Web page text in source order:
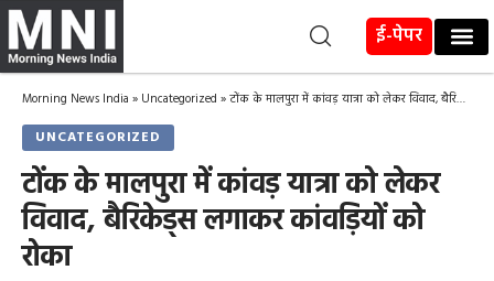
ई-पेपर
Morning News India » Uncategorized »टोंक के मालपुरा में कांवड़ यात्रा को लेकर विवाद, बैरिकेड्स लगाकर कांवड़ियों को रोका
UNCATEGORIZED
टोंक के मालपुरा में कांवड़ यात्रा को लेकर
विवाद, बैरिकेड्स लगाकर कांवड़ियों को
रोका